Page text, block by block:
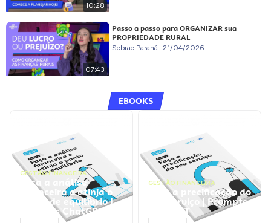
10:28
07:43
Passo a passo para ORGANIZAR sua
PROPRIEDADE RURAL
Sebrae Paraná 21/04/2026
EBOOKS
GESTÃO FINANCEIRA
Faça a análise
financeira e atinja o
ponto de equilíbrio |
Prompts ChatGPT
GESTÃO FINANCEIRA
Faça a precificação do
seu serviço | Prompts
ChatGPT